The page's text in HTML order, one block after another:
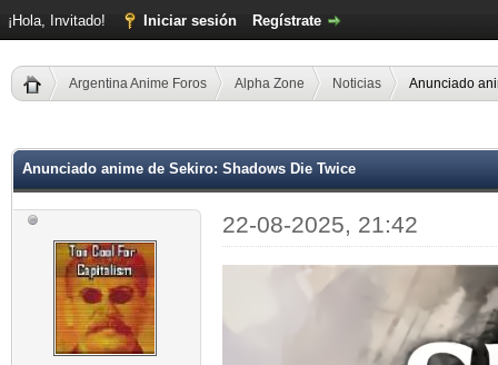
¡Hola, Invitado! Iniciar sesión Regístrate
Argentina Anime Foros Alpha Zone Noticias Anunciado
Anunciado anime de Sekiro: Shadows Die Twice
22-08-2025, 21:42